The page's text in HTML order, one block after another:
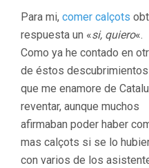
Para mi, comer calçots
respuesta un «si, quiero«.
Como ya he contado en
de éstos
que me enamore de
reventar, aunque muchos
afirmaban poder haber
mas calçots si se lo
con varios de los